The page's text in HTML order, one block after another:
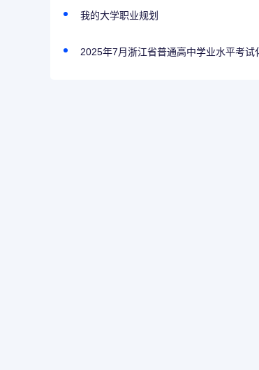
我的大学职业规划
2025年7月浙江省普通高中学业水平考试